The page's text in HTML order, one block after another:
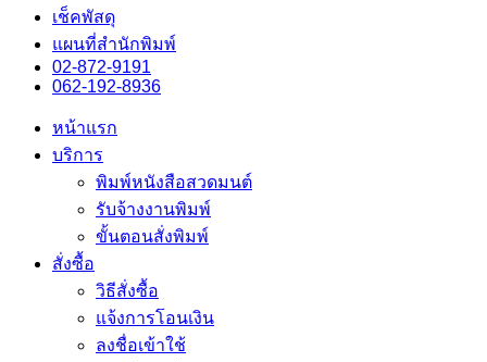
เช็คพัสดุ
แผนที่สำนักพิมพ์
02-872-9191
062-192-8936
หน้าแรก
บริการ
พิมพ์หนังสือสวดมนต์
รับจ้างงานพิมพ์
ขั้นตอนสั่งพิมพ์
สั่งซื้อ
วิธีสั่งซื้อ
แจ้งการโอนเงิน
ลงชื่อเข้าใช้